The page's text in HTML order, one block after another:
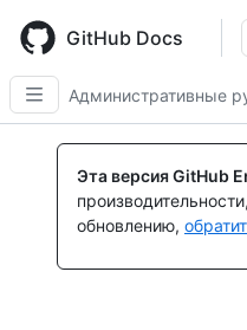
main
content
GitHub Docs
Административные
Эта версия GitHub
обновлению,